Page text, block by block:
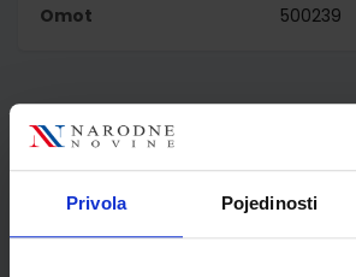
Privola Pojedinosti
Omot
500239
Kupci najčešće biraju..